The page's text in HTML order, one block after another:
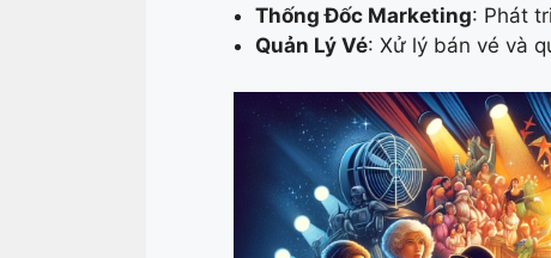
Thống Đốc Marketing: Phát
Quản Lý Vé: Xử lý bán vé và